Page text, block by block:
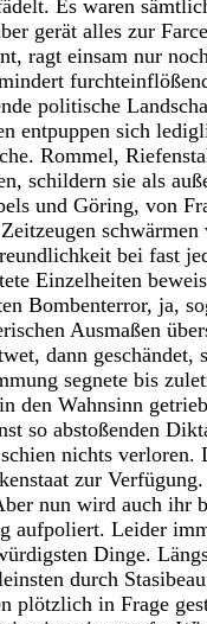
Es waren
gerät alles zur
ragt einsam nur
politische
entpuppen sich
Rommel,
schildern sie als
und Göring, von
bei fast
Einzelheiten
Bombenterror, ja,
Ausmaßen
dann geschändet,
segnete bis
den Wahnsinn
so abstoßenden
nichts verloren.
zur
nun wird auch ihr
aufpoliert. Leider
Dinge.
durch
plötzlich in Frage